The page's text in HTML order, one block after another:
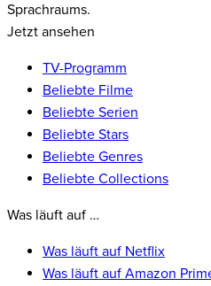
Sprachraums.
Jetzt ansehen
TV-Programm
Beliebte Filme
Beliebte Serien
Beliebte Stars
Beliebte Genres
Beliebte Collections
Was läuft auf …
Was läuft auf Netflix
Was läuft auf Amazon